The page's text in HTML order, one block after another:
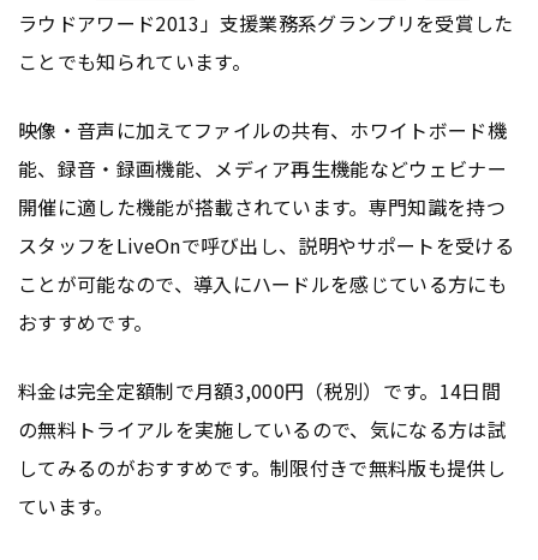
ラウドアワード2013」支援業務系グランプリを受賞した
ことでも知られています。
映像・音声に加えてファイルの共有、ホワイトボード機
能、録音・録画機能、メディア再生機能などウェビナー
開催に適した機能が搭載されています。専門知識を持つ
スタッフをLiveOnで呼び出し、説明やサポートを受ける
ことが可能なので、導入にハードルを感じている方にも
おすすめです。
料金は完全定額制で月額3,000円（税別）です。14日間
の無料トライアルを実施しているので、気になる方は試
してみるのがおすすめです。制限付きで無料版も提供し
ています。